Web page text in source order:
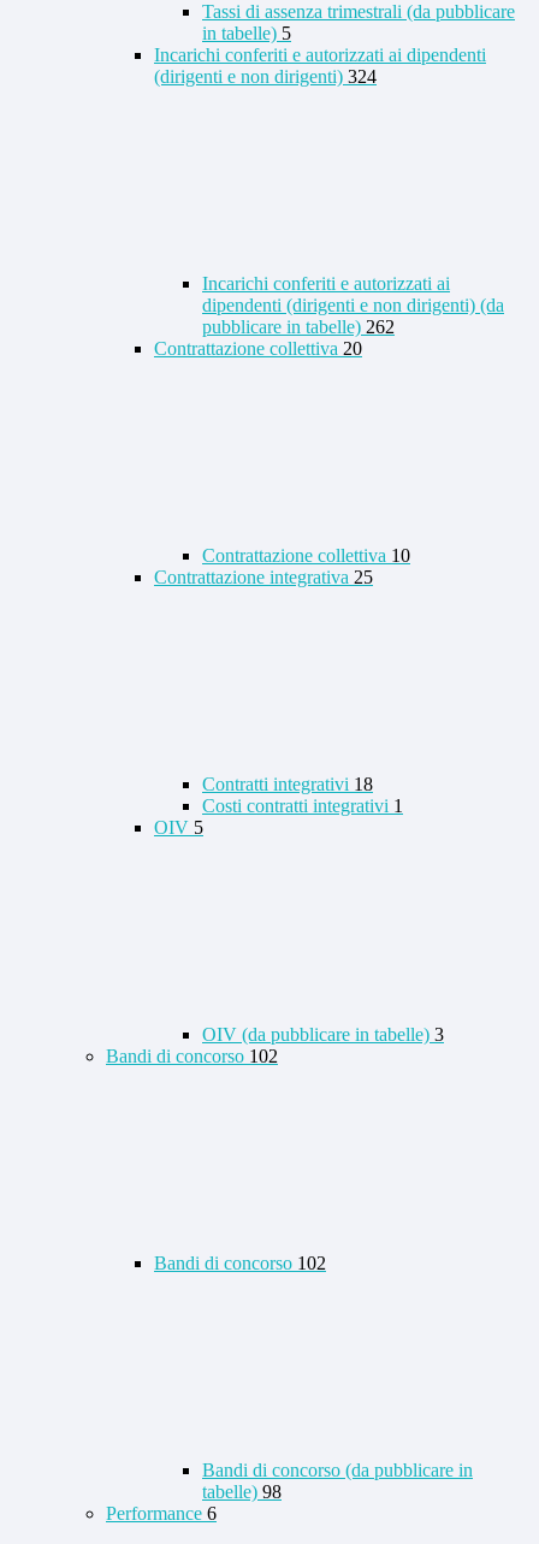
Tassi di assenza trimestrali (da pubblicare
in tabelle) 5
Incarichi conferiti e autorizzati ai dipendenti
(dirigenti e non dirigenti) 324
Incarichi conferiti e autorizzati ai
dipendenti (dirigenti e non dirigenti) (da
pubblicare in tabelle) 262
Contrattazione collettiva 20
Contrattazione collettiva 10
Contrattazione integrativa 25
Contratti integrativi 18
Costi contratti integrativi 1
OIV 5
OIV (da pubblicare in tabelle) 3
Bandi di concorso 102
Bandi di concorso 102
Bandi di concorso (da pubblicare in
tabelle) 98
Performance 6